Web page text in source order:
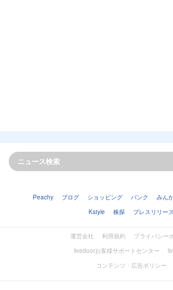
Peachy ブログ ショッピング バンク みん
Kstyle
株探 プレスリリース
運営会社 利用規約
プライバシー
livedoorお客様サポートセンター
コンテンツ・広告ポリシー